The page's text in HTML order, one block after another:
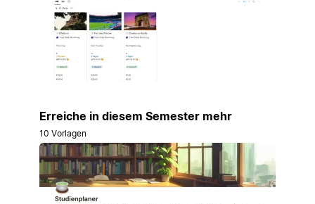
Erreiche in diesem Semester mehr
10 Vorlagen